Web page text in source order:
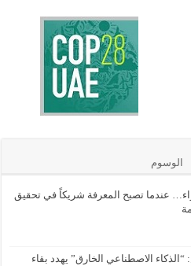
الوسوم
عندما تصبح المعرفة شريكاً في تحقيق
الاصطناعي الخارق” يهدد بقاء